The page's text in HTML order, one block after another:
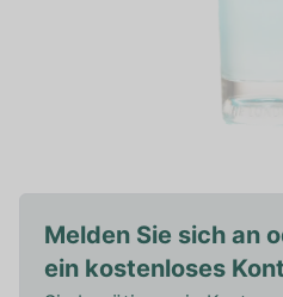
Melden Sie sich an
ein kostenloses